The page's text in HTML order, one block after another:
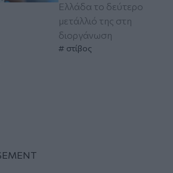
Ελλάδα το δεύτερο
μετάλλιό της στη
διοργάνωση
στίβος